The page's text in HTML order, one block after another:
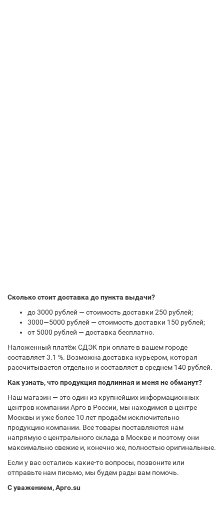
Сколько стоит доставка до пункта выдачи?
до 3000 рублей — стоимость доставки 250 рублей;
3000—5000 рублей — стоимость доставки 150 рублей;
от 5000 рублей — доставка бесплатно.
Наложенный платёж СДЭК при оплате в вашем городе
составляет 3.1 %. Возможна доставка курьером, которая
рассчитывается отдельно и составляет в среднем 140 рублей.
Как узнать, что продукция подлинная и меня не обманут?
Наш магазин — это один из крупнейших информационных
центров компании Арго в России, мы находимся в центре
Москвы и уже более 10 лет продаём исключительно
продукцию компании. Все товары поставляются нам
напрямую с центрального склада в Москве и поэтому они
максимально свежие и, конечно же, полностью оригинальные.
Если у вас остались какие-то вопросы, позвоните или
отправьте нам письмо, мы будем рады вам помочь.
С уважением, Арго.su